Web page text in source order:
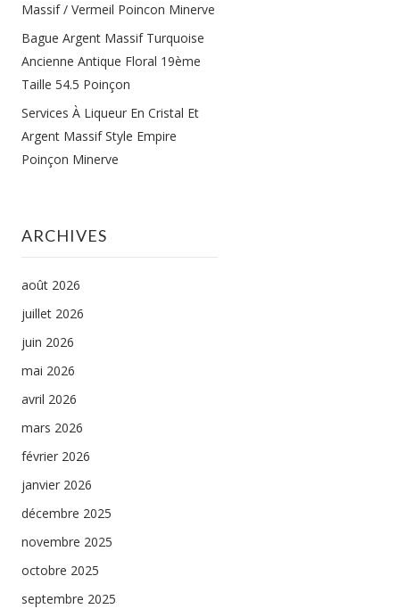
Massif / Vermeil Poincon Minerve
Bague Argent Massif Turquoise
Ancienne Antique Floral 19ème
Taille 54.5 Poinçon
Services À Liqueur En Cristal Et
Argent Massif Style Empire
Poinçon Minerve
ARCHIVES
août 2026
juillet 2026
juin 2026
mai 2026
avril 2026
mars 2026
février 2026
janvier 2026
décembre 2025
novembre 2025
octobre 2025
septembre 2025